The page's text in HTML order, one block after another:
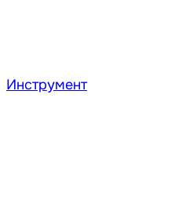
Инструмент